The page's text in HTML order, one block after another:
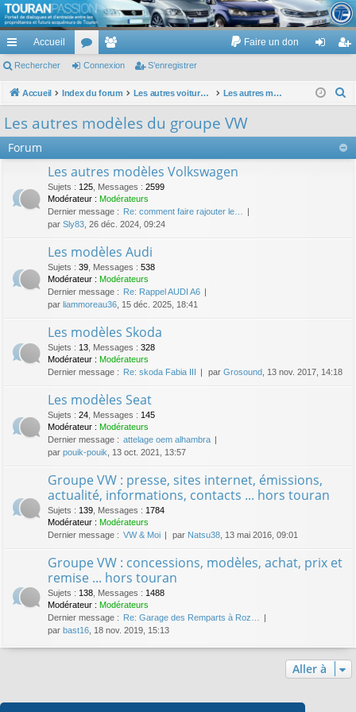
TouranPassion
Le forum des propriétaires ou futurs acquéreurs du Volkswagen Touran
cc
ès
pi
de
Accueil
or
u
s
e
m
es
Faire un don
ne
on
nr
ist
re
Rechercher Connexion S’enregistrer
Accueil Index du forum Les autres voitures et ce qui touche à la voiture Les autres modèles du groupe VW
Les autres modèles du groupe VW
Forum
Les autres modèles Volkswagen
Sujets : 125 Messages : 2599
Modérateur : Modérateurs
Dernier message : Re: comment faire rajouter le…
par Sly83 , 26 déc. 2024, 09:24
Les modèles Audi
Sujets : 39 Messages : 538
Modérateur : Modérateurs
Dernier message : Re: Rappel AUDI A6
par liammoreau36 , 15 déc. 2025, 18:41
Les modèles Skoda
Sujets : 13 Messages : 328
Modérateur : Modérateurs
Dernier message : Re: skoda Fabia III par Grosound , 13 nov. 2017, 14:18
Les modèles Seat
Sujets : 24 Messages : 145
Modérateur : Modérateurs
Dernier message : attelage oem alhambra
par pouik-pouik , 13 oct. 2021, 13:57
Groupe VW : presse, sites internet, émissions,
actualité, informations, contacts ... hors touran
Sujets : 139 Messages : 1784
Modérateur : Modérateurs
Dernier message : VW & Moi par Natsu38 , 13 mai 2016, 09:01
Groupe VW : concessions, modèles, achat, prix et
remise ... hors touran
Sujets : 138 Messages : 1488
Modérateur : Modérateurs
Dernier message : Re: Garage des Remparts à Roz…
par bast16 , 18 nov. 2019, 15:13
Aller à
Qui est en ligne